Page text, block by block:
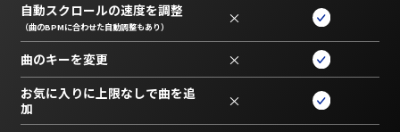
自動スクロールの速度を調整
（曲のBPMに合わせた自動調整もあり） ×
曲のキーを変更 ×
お気に入りに上限なしで曲を追
加
×